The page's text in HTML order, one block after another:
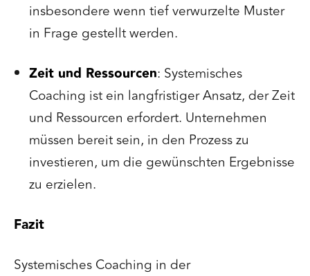
insbesondere wenn tief verwurzelte Muster
in Frage gestellt werden.
Zeit und Ressourcen: Systemisches
Coaching ist ein langfristiger Ansatz, der Zeit
und Ressourcen erfordert. Unternehmen
müssen bereit sein, in den Prozess zu
investieren, um die gewünschten Ergebnisse
zu erzielen.
Fazit
Systemisches Coaching in der